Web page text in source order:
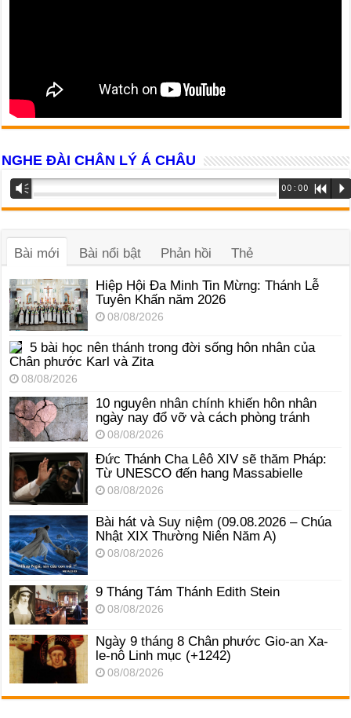
NGHE ĐÀI CHÂN LÝ Á CHÂU
Trình
phát
âm
Vm 00:00 R P
Bài mới Bài nổi bật Phản hồi Thẻ
Hiệp Hội Đa Minh Tin Mừng: Thánh Lễ
Tuyên Khấn năm 2026
08/08/2026
5 bài học nên thánh trong đời sống hôn nhân của
Chân phước Karl và Zita
08/08/2026
10 nguyên nhân chính khiến hôn nhân
ngày nay đổ vỡ và cách phòng tránh
08/08/2026
Đức Thánh Cha Lêô XIV sẽ thăm Pháp:
Từ UNESCO đến hang Massabielle
08/08/2026
Bài hát và Suy niệm (09.08.2026 – Chúa
Nhật XIX Thường Niên Năm A)
08/08/2026
9 Tháng Tám Thánh Edith Stein
08/08/2026
Ngày 9 tháng 8 Chân phước Gio-an Xa-
le-nô Linh mục (+1242)
08/08/2026